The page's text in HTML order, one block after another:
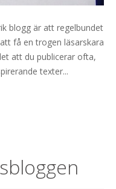
blogg är att regelbundet
få en trogen läsarskara
att du publicerar ofta,
texter...